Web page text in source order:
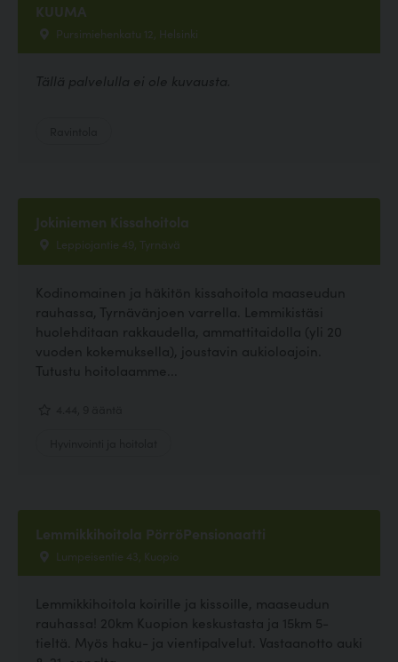
KUUMA
Pursimiehenkatu 12, Helsinki
Tällä palvelulla ei ole kuvausta.
Jokiniemen Kissahoitola
Leppiojantie 49, Tyrnävä
Kodinomainen ja häkitön kissahoitola maaseudun
rauhassa, Tyrnävänjoen varrella. Lemmikistäsi
huolehditaan rakkaudella, ammattitaidolla (yli 20
vuoden kokemuksella), joustavin aukioloajoin.
Tutustu hoitolaamme...
Lemmikkihoitola PörröPensionaatti
Lumpeisentie 43, Kuopio
Lemmikkihoitola koirille ja kissoille, maaseudun
rauhassa! 20km Kuopion keskustasta ja 15km 5-
tieltä. Myös haku- ja vientipalvelut. Vastaanotto auki